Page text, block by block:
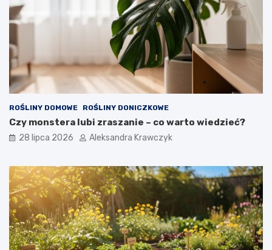
ROŚLINY DOMOWE ROŚLINY DONICZKOWE
Czy monstera lubi zraszanie – co warto wiedzieć?
28 lipca 2026 Aleksandra Krawczyk